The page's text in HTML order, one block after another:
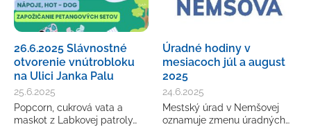
26.6.2025 Slávnostné
otvorenie vnútrobloku
na Ulici Janka Palu
25.6.2025
Popcorn, cukrová vata a
maskot z Labkovej patroly…
Úradné hodiny v
mesiacoch júl a august
2025
24.6.2025
Mestský úrad v Nemšovej
oznamuje zmenu úradných…